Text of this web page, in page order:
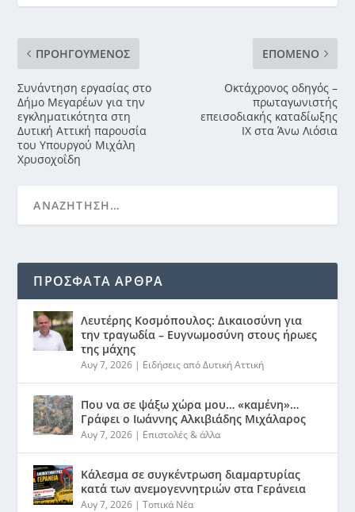
ΠΡΟΗΓΟΎΜΕΝΟΣ
Συνάντηση εργασίας στο
Δήμο Μεγαρέων για την
εγκληματικότητα στη
Δυτική Αττική παρουσία
του Υπουργού Μιχάλη
Χρυσοχοΐδη
ΕΠΌΜΕΝΟ
Οκτάχρονος οδηγός –
πρωταγωνιστής
επεισοδιακής καταδίωξης
ΙΧ στα Άνω Λιόσια
ΠΡΟΣΦΑΤΑ ΑΡΘΡΑ
Λευτέρης Κοσμόπουλος: Δικαιοσύνη για
την τραγωδία – Ευγνωμοσύνη στους ήρωες
της μάχης
Αυγ 7, 2026 | Ειδήσεις από Δυτική Αττική
Που να σε ψάξω χώρα μου… «καμένη»…
Γράφει ο Ιωάννης Αλκιβιάδης Μιχάλαρος
Αυγ 7, 2026 | Επιστολές & άλλα
Κάλεσμα σε συγκέντρωση διαμαρτυρίας
κατά των ανεμογεννητριών στα Γεράνεια
Αυγ 7, 2026 |Τοπικά Νέα